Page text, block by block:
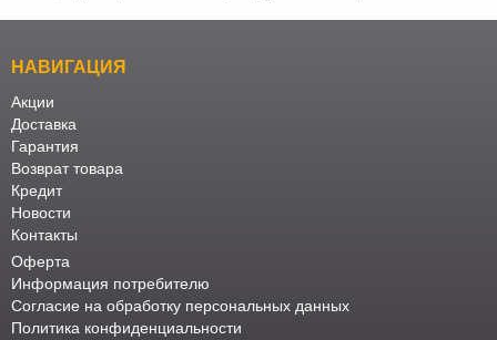
НАВИГАЦИЯ
Акции
Доставка
Гарантия
Возврат товара
Кредит
Новости
Контакты
Оферта
Информация потребителю
Согласие на обработку персональных данных
Политика конфиденциальности